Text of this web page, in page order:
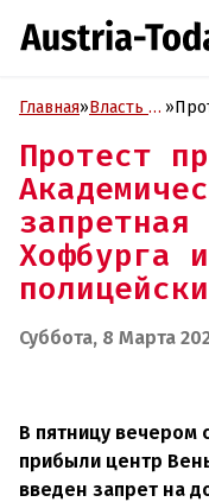
Главная»Власть и »
Протест
Хофбурга
Суббота, 8 Марта
В пятницу вечером
прибыли центр
введен запрет на